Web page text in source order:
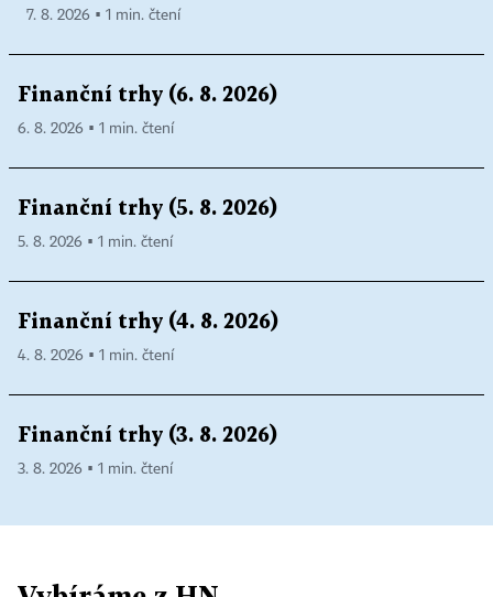
7. 8. 2026 ▪ 1 min. čtení
Finanční trhy (6. 8. 2026)
6. 8. 2026 ▪ 1 min. čtení
Finanční trhy (5. 8. 2026)
5. 8. 2026 ▪ 1 min. čtení
Finanční trhy (4. 8. 2026)
4. 8. 2026 ▪ 1 min. čtení
Finanční trhy (3. 8. 2026)
3. 8. 2026 ▪ 1 min. čtení